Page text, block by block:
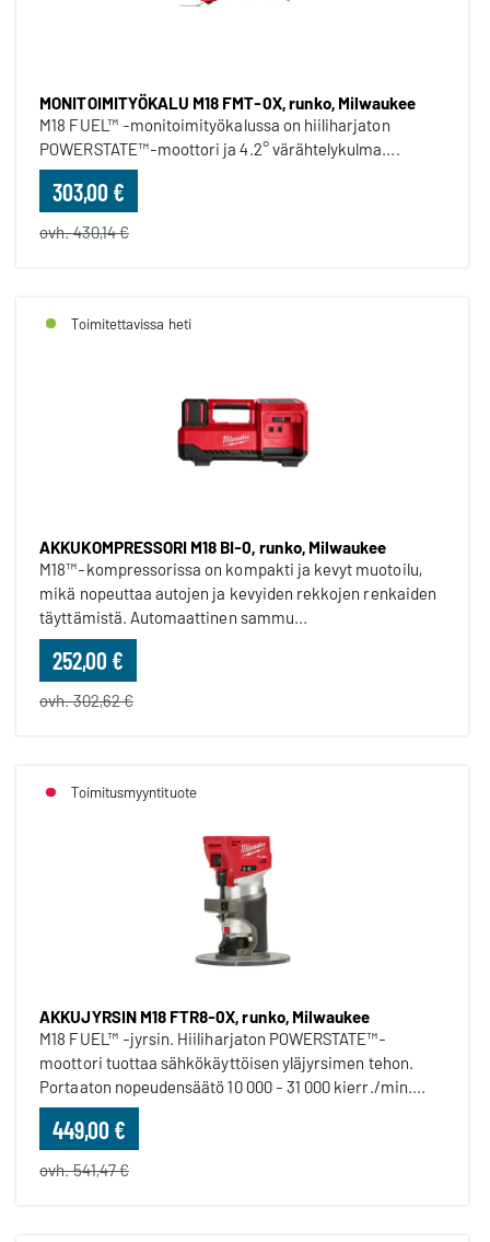
MONITOIMITYÖKALU M18 FMT-0X, runko, Milwaukee
M18 FUEL™ -monitoimityökalussa on hiiliharjaton
POWERSTATE™-moottori ja 4.2° värähtelykulma....
303,00 €
ovh. 430,14 €
Toimitettavissa heti
AKKUKOMPRESSORI M18 BI-0, runko, Milwaukee
M18™-kompressorissa on kompakti ja kevyt muotoilu,
mikä nopeuttaa autojen ja kevyiden rekkojen renkaiden
täyttämistä. Automaattinen sammu...
252,00 €
ovh. 302,62 €
Toimitusmyyntituote
AKKUJYRSIN M18 FTR8-0X, runko, Milwaukee
M18 FUEL™ -jyrsin. Hiiliharjaton POWERSTATE™-
moottori tuottaa sähkökäyttöisen yläjyrsimen tehon.
Portaaton nopeudensäätö 10 000 - 31 000 kierr./min....
449,00 €
ovh. 541,47 €